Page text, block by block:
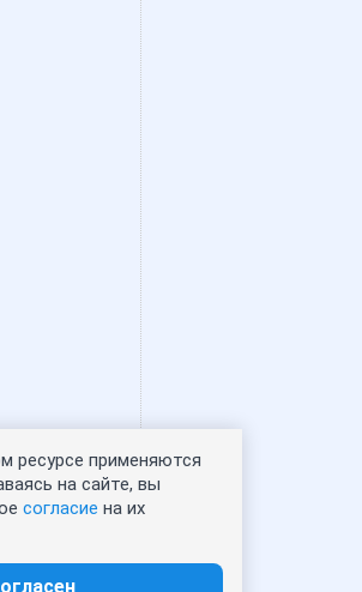
портрет - 0
ресурсе применяются
на сайте, вы
согласие на их